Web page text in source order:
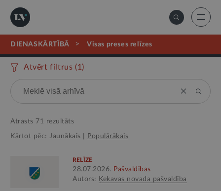
DIENASKĀRTĪBĀ > visas preses relīzes
Atvērt filtrus (1 )
Atrasts 71 rezultāts
Kārtot pēc: Jaunākais Populārākais
RELĪZE
28.07.2026. Pašvaldības
Autors:
Ķekavas novada pašvaldība